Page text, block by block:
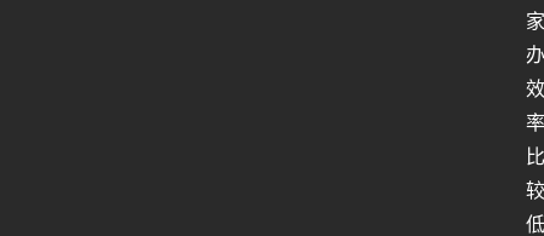
家
办
效
率
比
较
低